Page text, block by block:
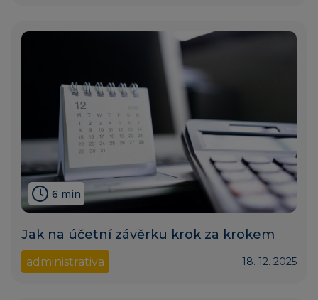
6 min
Jak na účetní závěrku krok za krokem
administrativa 18. 12. 2025